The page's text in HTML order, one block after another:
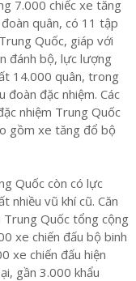
7.000 chiếc xe tăng
quân, có 11 tập
Quốc, giáp với
đánh bộ, lực lượng
14.000 quân, trong
đoàn đặc nhiệm. Các
nhiệm Trung Quốc
gồm xe tăng đổ bộ
Quốc còn có lực
nhiều vũ khí cũ. Căn
Trung Quốc tổng cộng
xe chiến đấu bộ binh
xe chiến đấu hiện
gần 3.000 khẩu